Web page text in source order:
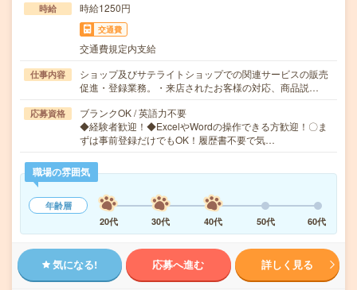
時給 時給1250円
交通費
交通費規定内支給
仕事内容
ショップ及びサテライトショップでの関連サービスの販売
促進・登録業務。・来店されたお客様の対応、商品説…
応募資格
ブランクOK / 英語力不要
◆経験者歓迎！◆ExcelやWordの操作できる方歓迎！〇ま
ずは事前登録だけでもOK！履歴書不要で気…
職場の雰囲気
年齢層
20代
30代 40代 50代 60代
気になる! 応募へ進む 詳しく見る